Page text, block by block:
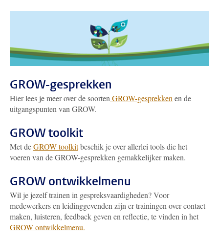
GROW-gesprekken
Hier lees je meer over de soorten GROW-gesprekken en de
uitgangspunten van GROW.
GROW toolkit
Met deGROW toolkitbeschik je over allerlei tools die het
voeren van de GROW-gesprekken gemakkelijker maken.
GROW ontwikkelmenu
Wil je jezelf trainen in gespreksvaardigheden? Voor
medewerkers en leidinggevenden zijn er trainingen over contact
maken, luisteren, feedback geven en reflectie, te vinden in het
GROW ontwikkelmenu.